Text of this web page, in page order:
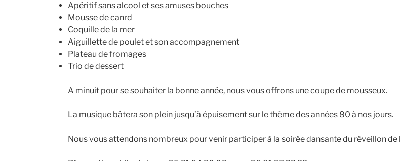
Apéritif sans alcool et ses amuses bouches
Mousse de canrd
Coquille de la mer
Aiguillette de poulet et son accompagnement
Plateau de fromages
Trio de dessert
A minuit pour se souhaiter la bonne année, nous vous offrons une coupe de mousseux.
La musique bâtera son plein jusqu’à épuisement sur le thème des années 80 à nos jours.
Nous vous attendons nombreux pour venir participer à la soirée dansante du réveillon